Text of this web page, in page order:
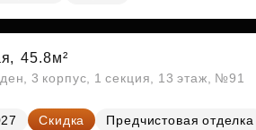
45.8м²
3 корпус, 1 секция, 13 этаж, №91
Скидка
Предчистовая отделка